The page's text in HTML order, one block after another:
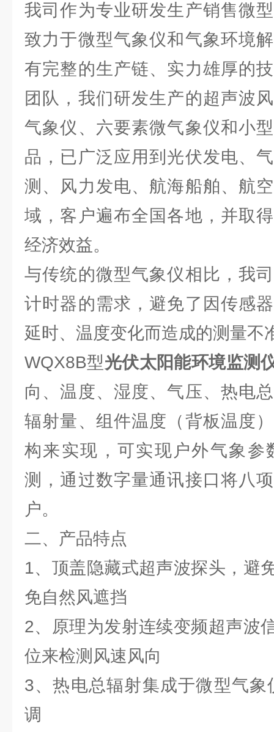
我司作为专业研发生产销售微
致力于微型气象仪和气象环境
有完整的生产链、实力雄厚的
团队，我们研发生产的超声波
气象仪、六要素微气象仪和小
品，已广泛应用到光伏发电、
测、风力发电、航海船舶、航
域，客户遍布全国各地，并取
经济效益。
与传统的微型气象仪相比，我
计时器的需求，避免了因传感
延时、温度变化而造成的测量不
WQX8B型光伏太阳能环境监测
向、温度、湿度、气压、热电
辐射量、组件温度（背板温度
构来实现，可实现户外气象参
测，通过数字量通讯接口将八
户。
二、产品特点
1、顶盖隐藏式超声波探头，避
免自然风遮挡
2、原理为发射连续变频超声波
位来检测风速风向
3、热电总辐射集成于微型气象
调